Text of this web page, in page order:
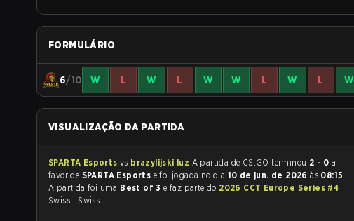
FORMULÁRIO
6/10 W L W L W W L W L W
VISUALIZAÇÃO DA PARTIDA
SPARTA Esports vs brazylijski luz A partida de CS:GO terminou 2 - 0 a
favor de SPARTA Esports e foi jogada no dia 10 de jun. de 2026às 08:15 .
A partida foi uma Best of 3e faz parte do 2026 CCT Europe Series #4
Swiss - Swiss.